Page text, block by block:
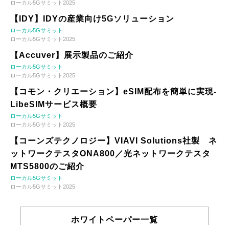
ローカル5Gサミット2025
【IDY】IDYの産業向け5Gソリューション
ローカル5Gサミット
ローカル5Gサミット2025
【Accuver】展示製品のご紹介
ローカル5Gサミット
ローカル5Gサミット2025
【コモン・クリエーション】eSIM配布を簡単に実現-
LibeSIMサービス概要
ローカル5Gサミット
ローカル5Gサミット2025
【コーンズテクノロジー】VIAVI Solutions社製 ネ
ットワークテスタONA800／光ネットワークテスタ
MTS5800のご紹介
ローカル5Gサミット
ローカル5Gサミット2025
ホワイトペーパー一覧